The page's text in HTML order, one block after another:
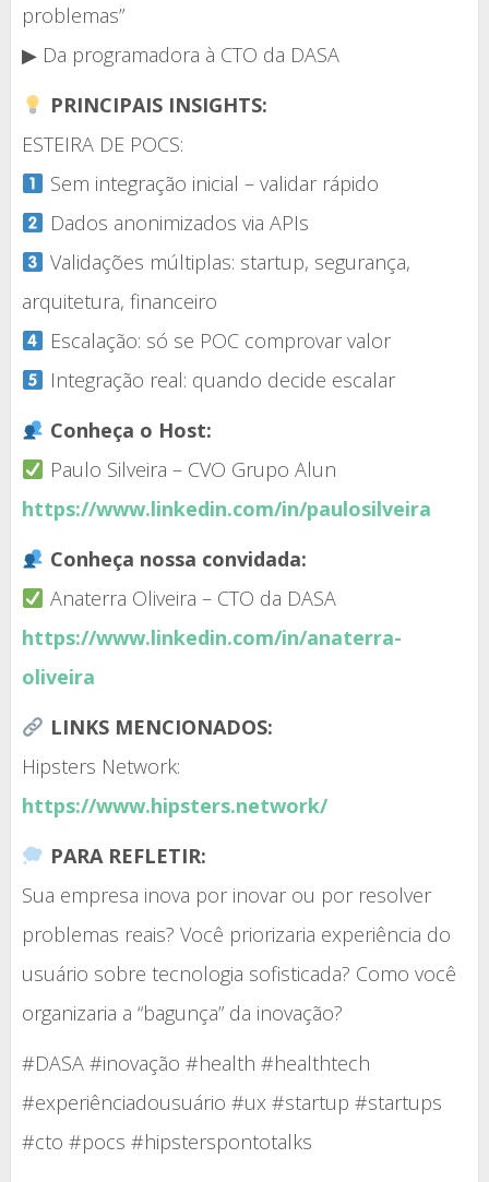
problemas”
▶ Da programadora à CTO da DASA
PRINCIPAIS INSIGHTS:
ESTEIRA DE POCS:
Sem integração inicial – validar rápido
Dados anonimizados via APIs
Validações múltiplas: startup, segurança,
arquitetura, financeiro
Escalação: só se POC comprovar valor
Integração real: quando decide escalar
Conheça o Host:
Paulo Silveira – CVO Grupo Alun
https://www.linkedin.com/in/paulosilveira
Conheça nossa convidada:
Anaterra Oliveira – CTO da DASA
https://www.linkedin.com/in/anaterra-
oliveira
LINKS MENCIONADOS:
Hipsters Network:
https://www.hipsters.network/
PARA REFLETIR:
Sua empresa inova por inovar ou por resolver
problemas reais? Você priorizaria experiência do
usuário sobre tecnologia sofisticada? Como você
organizaria a “bagunça” da inovação?
#DASA #inovação #health #healthtech
#experiênciadousuário #ux #startup #startups
#cto #pocs #hipsterspontotalks